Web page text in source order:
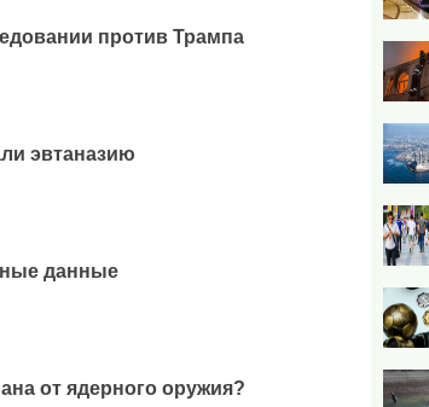
против Трампа
эвтаназию
данные
от ядерного оружия?